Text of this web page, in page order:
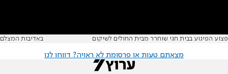
פצוע הפיגוע בבית חגי שוחרר מבית החולים לשיקום באדיבות המצלם
מצאתם טעות או פרסומת לא ראויה? דווחו לנו